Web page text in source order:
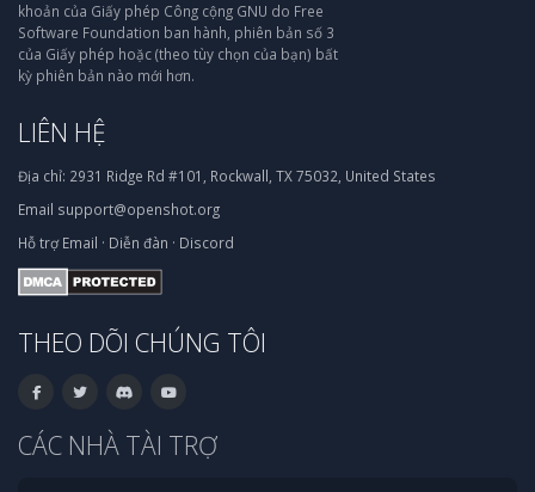
khoản của Giấy phép Công cộng GNU do Free
Software Foundation ban hành, phiên bản số 3
của Giấy phép hoặc (theo tùy chọn của bạn) bất
kỳ phiên bản nào mới hơn.
LIÊN HỆ
Địa chỉ: 2931 Ridge Rd #101, Rockwall, TX 75032, United States
Email support@openshot.org
Hỗ trợ Email · Diễn đàn · Discord
THEO DÕI CHÚNG TÔI
CÁC NHÀ TÀI TRỢ